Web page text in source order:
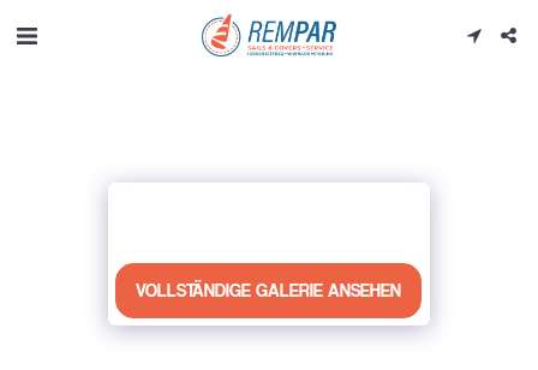
VOLLSTÄNDIGE GALERIE ANSEHEN